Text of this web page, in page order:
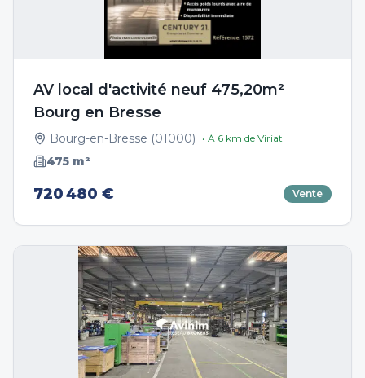
AV local d'activité neuf 475,20m²
Bourg en Bresse
Bourg-en-Bresse (01000) • À 6 km de Viriat
475 m²
720 480 € Vente